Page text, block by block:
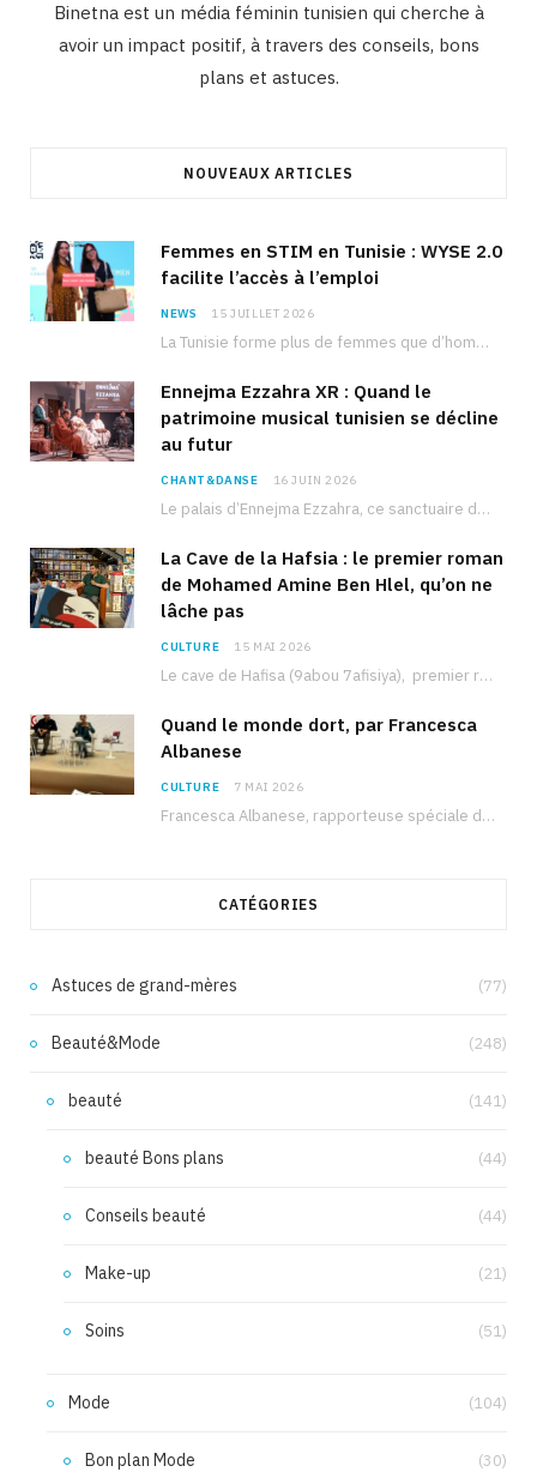
Binetna est un média féminin tunisien qui cherche à
avoir un impact positif, à travers des conseils, bons
plans et astuces.
NOUVEAUX ARTICLES
Femmes en STIM en Tunisie : WYSE 2.0
facilite l’accès à l’emploi
NEWS 15 JUILLET 2026
La Tunisie forme plus de femmes que d’hommes dans les filières scientifiques. Pourtant, pour beaucoup…
Ennejma Ezzahra XR : Quand le
patrimoine musical tunisien se décline
au futur
CHANT&DANSE 16 JUIN 2026
Le palais d’Ennejma Ezzahra, ce sanctuaire de la musique tunisienne et méditerranéenne construit par le…
La Cave de la Hafsia : le premier roman
de Mohamed Amine Ben Hlel, qu’on ne
lâche pas
CULTURE 15 MAI 2026
Le cave de Hafisa (9abou 7afisiya), premier roman du journaliste tunisien Mohamed Amine Ben Hlel,…
Quand le monde dort, par Francesca
Albanese
CULTURE 7 MAI 2026
Francesca Albanese, rapporteuse spéciale de l’ONU sur les territoires palestiniens occupés, était à Tunis pour…
CATÉGORIES
Astuces de grand-mères (77)
Beauté&Mode (248)
beauté (141)
beauté Bons plans (44)
Conseils beauté (44)
Make-up (21)
Soins (51)
Mode (104)
Bon plan Mode (30)